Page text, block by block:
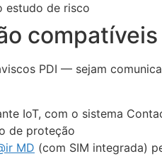
estudo de risco
PDI — sejam
IoT, com o sistema
de proteção
MD (com SIM integrada)